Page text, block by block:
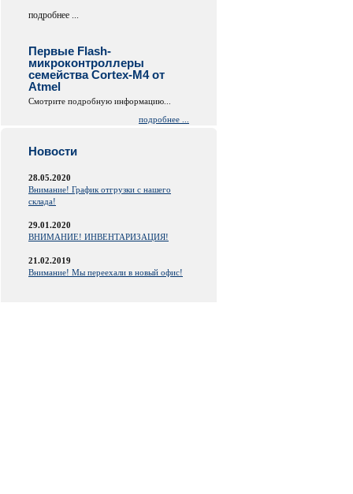
подробнее ...
Первые Flash-
микроконтроллеры
семейства Cortex-M4 от
Atmel
Смотрите подробную информацию...
подробнее ...
Новости
28.05.2020
Внимание! График отгрузки с нашего
склада!
29.01.2020
ВНИМАНИЕ! ИНВЕНТАРИЗАЦИЯ!
21.02.2019
Внимание! Мы переехали в новый офис!